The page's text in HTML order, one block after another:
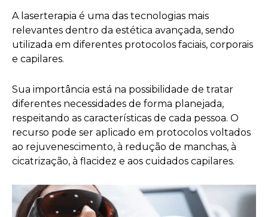
A laserterapia é uma das tecnologias mais
relevantes dentro da estética avançada, sendo
utilizada em diferentes protocolos faciais, corporais
e capilares.
Sua importância está na possibilidade de tratar
diferentes necessidades de forma planejada,
respeitando as características de cada pessoa. O
recurso pode ser aplicado em protocolos voltados
ao rejuvenescimento, à redução de manchas, à
cicatrização, à flacidez e aos cuidados capilares.